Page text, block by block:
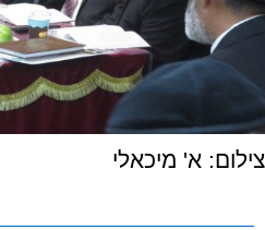
צילום: א' מיכאלי